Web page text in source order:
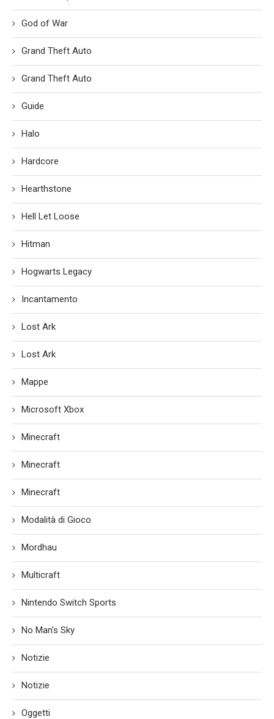
God of War
Grand Theft Auto
Grand Theft Auto
Guide
Halo
Hardcore
Hearthstone
Hell Let Loose
Hitman
Hogwarts Legacy
Incantamento
Lost Ark
Lost Ark
Mappe
Microsoft Xbox
Minecraft
Minecraft
Minecraft
Modalità di Gioco
Mordhau
Multicraft
Nintendo Switch Sports
No Man's Sky
Notizie
Notizie
Oggetti